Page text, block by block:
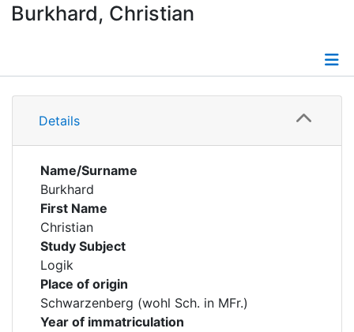
Burkhard, Christian
Details
Details
Name/Surname
Burkhard
First Name
Christian
Study Subject
Logik
Place of origin
Schwarzenberg (wohl Sch. in MFr.)
Year of immatriculation